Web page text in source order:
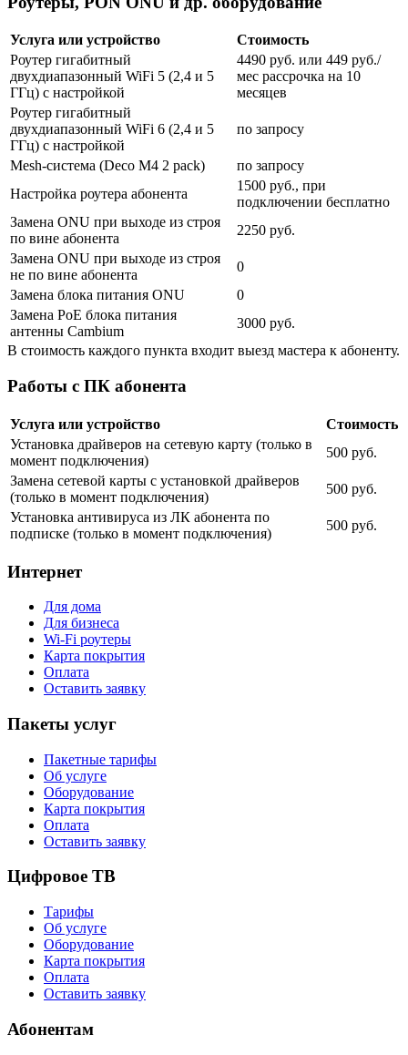
Услуга или устройство
Стоимость
Роутер гигабитный
двухдиапазонный WiFi 5 (2,4 и 5
ГГц) с настройкой
4490 руб. или 449 руб./
мес рассрочка на 10
месяцев
Роутер гигабитный
двухдиапазонный WiFi 6 (2,4 и 5
ГГц) с настройкой
по запросу
Mesh-система (Deco M4 2 pack)
по запросу
Настройка роутера абонента
1500 руб., при
подключении бесплатно
Замена ONU при выходе из строя
по вине абонента
2250 руб.
Замена ONU при выходе из строя
не по вине абонента
0
Замена блока питания ONU
0
Замена PoE блока питания
антенны Cambium
3000 руб.
В стоимость каждого пункта входит выезд мастера к абоненту.
Работы с ПК абонента
Услуга или устройство
Стоимость
Установка драйверов на сетевую карту (только в
момент подключения)
500 руб.
Замена сетевой карты с установкой драйверов
(только в момент подключения)
500 руб.
Установка антивируса из ЛК абонента по
подписке (только в момент подключения)
500 руб.
Интернет
Для дома
Для бизнеса
Wi-Fi роутеры
Карта покрытия
Оплата
Оставить заявку
Пакеты услуг
Пакетные тарифы
Об услуге
Оборудование
Карта покрытия
Оплата
Оставить заявку
Цифровое ТВ
Тарифы
Об услуге
Оборудование
Карта покрытия
Оплата
Оставить заявку
Абонентам